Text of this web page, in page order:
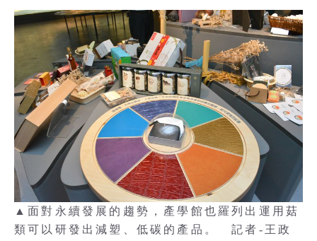
▲面對永續發展的趨勢，產學館也羅列出運用菇
類可以研發出減塑、低碳的產品。 記者-王政